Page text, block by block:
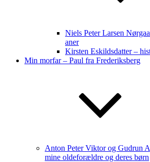
Niels Peter Larsen
aner
Kirsten Eskildsdatter –
Min morfar – Paul fra Frederiksberg
Anton Peter Viktor og Gudrun
mine oldeforældre og deres børn